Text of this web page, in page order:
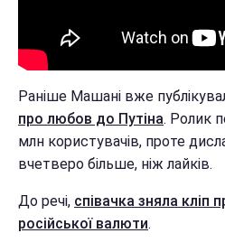
Раніше Машані вже
про любов до Путіна. Ролик
млн користувачів, проте
вчетверо більше, ніж лайків.
До речі, співачка зняла кліп
російської валюти.